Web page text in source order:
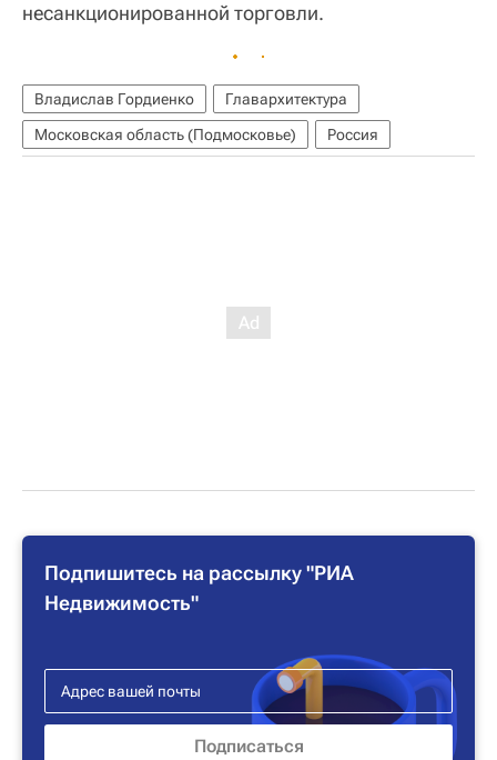
несанкционированной торговли.
Владислав Гордиенко
Главархитектура
Московская область (Подмосковье)
Россия
Подпишитесь на рассылку "РИА
Недвижимость"